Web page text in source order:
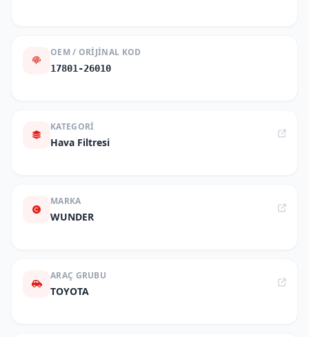
OEM / ORIJINAL KOD
17801-26010
KATEGORI
Hava Filtresi
MARKA
WUNDER
ARAÇ GRUBU
TOYOTA